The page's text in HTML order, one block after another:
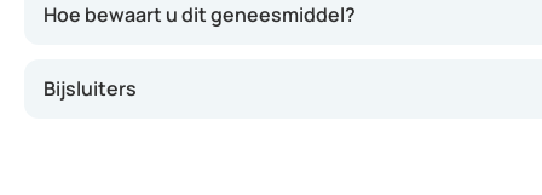
Hoe bewaart u dit geneesmiddel?
Bijsluiters